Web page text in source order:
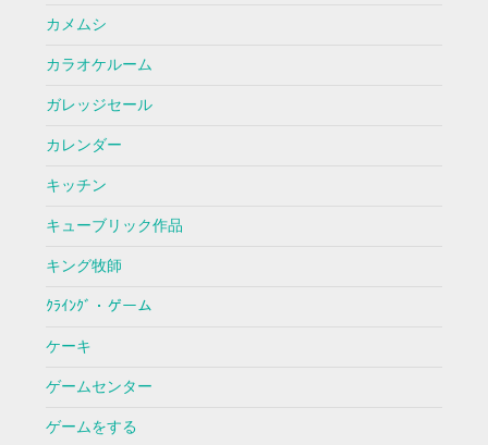
カメムシ
カラオケルーム
ガレッジセール
カレンダー
キッチン
キューブリック作品
キング牧師
ｸﾗｲﾝｸﾞ・ゲーム
ケーキ
ゲームセンター
ゲームをする